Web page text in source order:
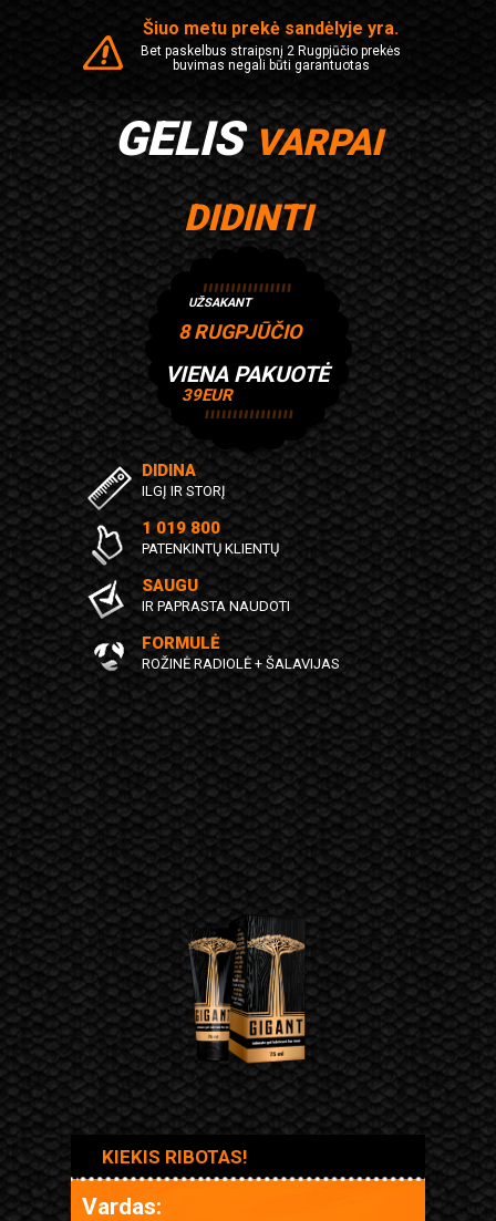
Šiuo metu prekė sandėlyje yra.
Bet paskelbus straipsnį 2 Rugpjūčio prekės
buvimas negali būti garantuotas
GELISVARPAI
DIDINTI
DIDINA
ILGĮ IR STORĮ
1 019 800
PATENKINTŲ KLIENTŲ
SAUGU
IR PAPRASTA NAUDOTI
FORMULĖ
ROŽINĖ RADIOLĖ + ŠALAVIJAS
UŽSAKANT
8 RUGPJŪČIO
VIENA PAKUOTĖ
39EUR
KIEKIS RIBOTAS!
Vardas: